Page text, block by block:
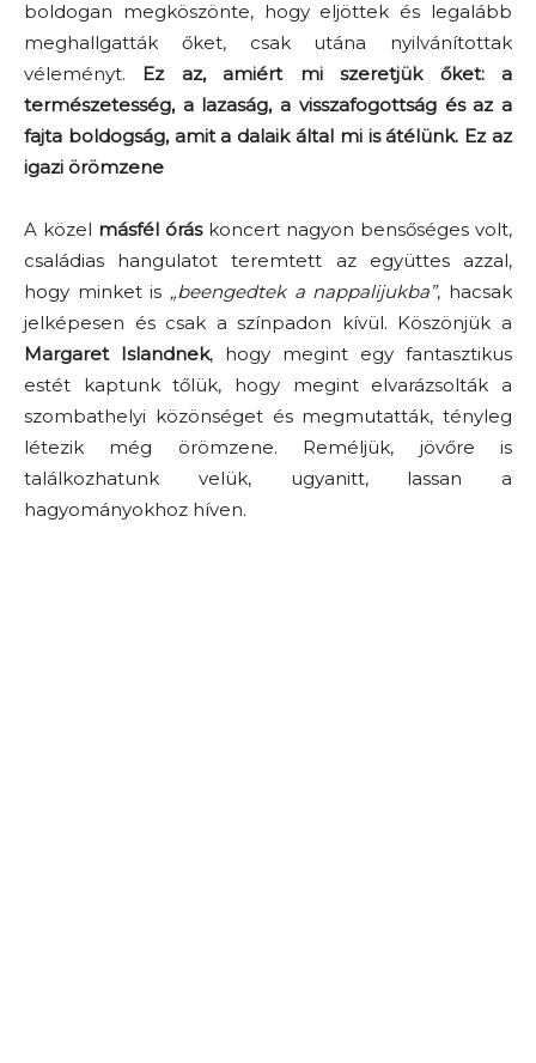
boldogan megköszönte, hogy eljöttek és legalább
meghallgatták őket, csak utána nyilvánítottak
véleményt. Ez az, amiért mi szeretjük őket: a
természetesség, a lazaság, a visszafogottság és az a
fajta boldogság, amit a dalaik által mi is átélünk. Ez az
igazi örömzene
A közel másfél óráskoncert nagyon bensőséges volt,
családias hangulatot teremtett az együttes azzal,
hogy minket is „beengedtek a nappalijukba”, hacsak
jelképesen és csak a színpadon kívül. Köszönjük a
Margaret Islandnek, hogy megint egy fantasztikus
estét kaptunk tőlük, hogy megint elvarázsolták a
szombathelyi közönséget és megmutatták, tényleg
létezik még örömzene. Reméljük, jövőre is
találkozhatunk velük, ugyanitt, lassan a
hagyományokhoz híven.